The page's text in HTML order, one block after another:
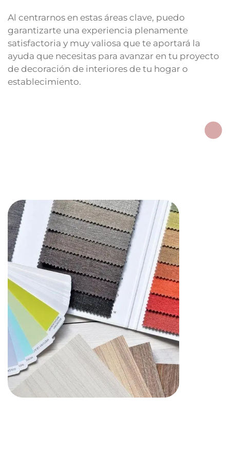
Al centrarnos en estas áreas clave, puedo
garantizarte una experiencia plenamente
satisfactoria y muy valiosa que te aportará la
ayuda que necesitas para avanzar en tu proyecto
de decoración de interiores de tu hogar o
establecimiento.